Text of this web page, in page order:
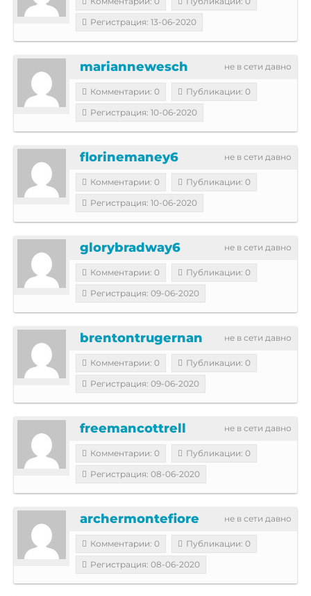
Регистрация: 13-06-2020
не в сети давно
mariannewesch
Комментарии: 0
Публикации: 0
Регистрация: 10-06-2020
не в сети давно
florinemaney6
Комментарии: 0
Публикации: 0
Регистрация: 10-06-2020
не в сети давно
glorybradway6
Комментарии: 0
Публикации: 0
Регистрация: 09-06-2020
не в сети давно
brentontrugernan
Комментарии: 0
Публикации: 0
Регистрация: 09-06-2020
не в сети давно
freemancottrell
Комментарии: 0
Публикации: 0
Регистрация: 08-06-2020
не в сети давно
archermontefiore
Комментарии: 0
Публикации: 0
Регистрация: 08-06-2020